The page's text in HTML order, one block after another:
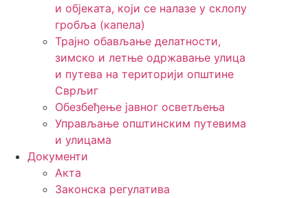
и објеката, који се налазе у склопу
гробља (капела)
Трајно обављање делатности,
зимско и летње одржавање улица
и путева на територији општине
Сврљиг
Обезбеђење јавног осветљења
Управљање општинским путевима
и улицама
Документи
Акта
Законска регулатива